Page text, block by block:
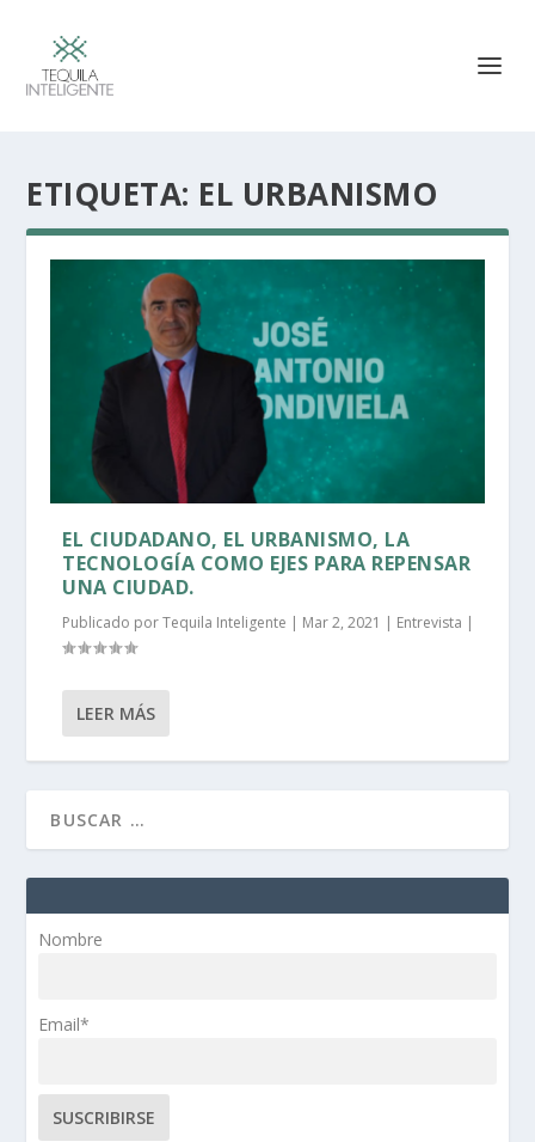
ETIQUETA: EL URBANISMO
EL CIUDADANO, EL URBANISMO, LA
TECNOLOGÍA COMO EJES PARA REPENSAR
UNA CIUDAD.
Publicado porTequila Inteligente | Mar 2, 2021 | Entrevista |
LEER MÁS
Nombre
Email*